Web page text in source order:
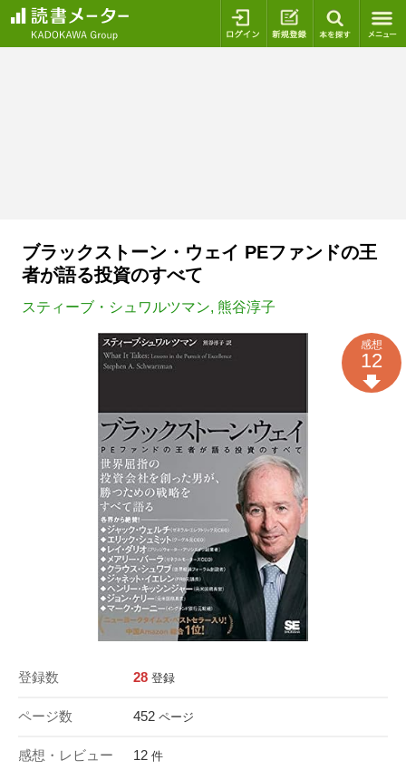
ログイン 新規登録
ブラックストーン・ウェイ PEファンドの王
者が語る投資のすべて
スティーブ・シュワルツマン, 熊谷淳子
登録数 28 登録
ページ数 452 ページ
感想・レビュー 12 件
感想
12